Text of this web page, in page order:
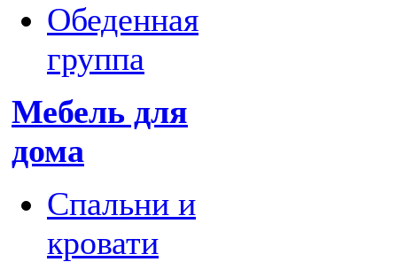
Обеденная
группа
Мебель для
дома
Спальни и
кровати